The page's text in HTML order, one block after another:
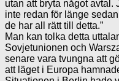
utan att bryta något avtal.
inte redan för länge
de har all rätt till detta.”
Man kan tolka detta
Sovjetunionen och
senare vara tvungna att
att läget i Europa